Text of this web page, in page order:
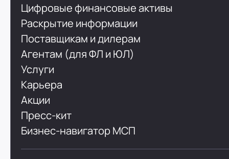
Цифровые финансовые активы
Раскрытие информации
Поставщикам и дилерам
Агентам (для ФЛ и ЮЛ)
Услуги
Карьера
Акции
Пресс-кит
Бизнес-навигатор МСП